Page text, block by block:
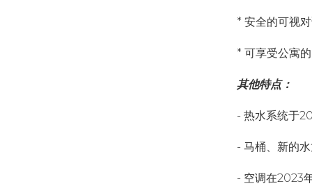
* 安全的可视
* 可享受公寓
其他特点：
- 热水系统于
- 马桶、新的
- 空调在2023